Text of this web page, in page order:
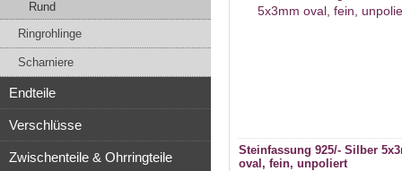
Rund
Ringrohlinge
Scharniere
Endteile
Verschlüsse
Zwischenteile & Ohrringteile
Steinfassung 925/- Silber
oval, fein, unpoliert